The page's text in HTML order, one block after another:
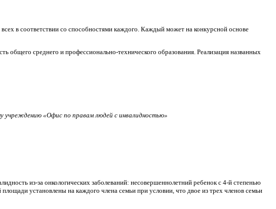
в соответствии со способностями каждого. Каждый может на конкурсной основе
среднего и профессионально-технического образования. Реализация названных
учреждению «Офис по правам людей с инвалидностью»
из-за онкологических заболеваний: несовершеннолетний ребенок с 4-й степенью
установлены на каждого члена семьи при условии, что двое из трех членов семьи